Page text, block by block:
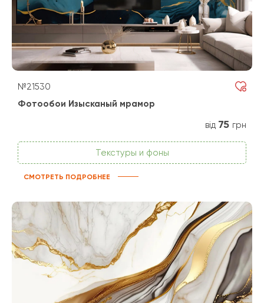
№21530
Фотообои Изысканый мрамор
від 75 грн
Текстуры и фоны
СМОТРЕТЬ ПОДРОБНЕЕ